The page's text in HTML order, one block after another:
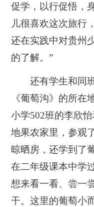
促学，以行促悟，
儿很喜欢这次旅行
还在实践中对贵州
的了解。”
还有学生和同班
《葡萄沟》的所在
小学502班的李欣
地果农家里，参观
晾晒房，还学到了
在二年级课本中学
想来看一看、尝一
干。这里的葡萄小